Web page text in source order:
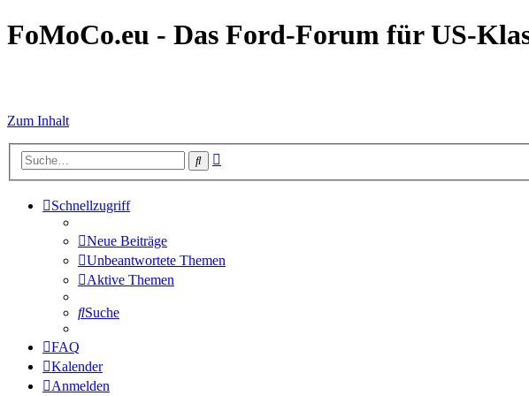
FoMoCo.eu - Das Ford-Forum für US-
Zum Inhalt
Suche
Schnellzugriff
Neue Beiträge
Unbeantwortete Themen
Aktive Themen
Suche
FAQ
Kalender
Anmelden